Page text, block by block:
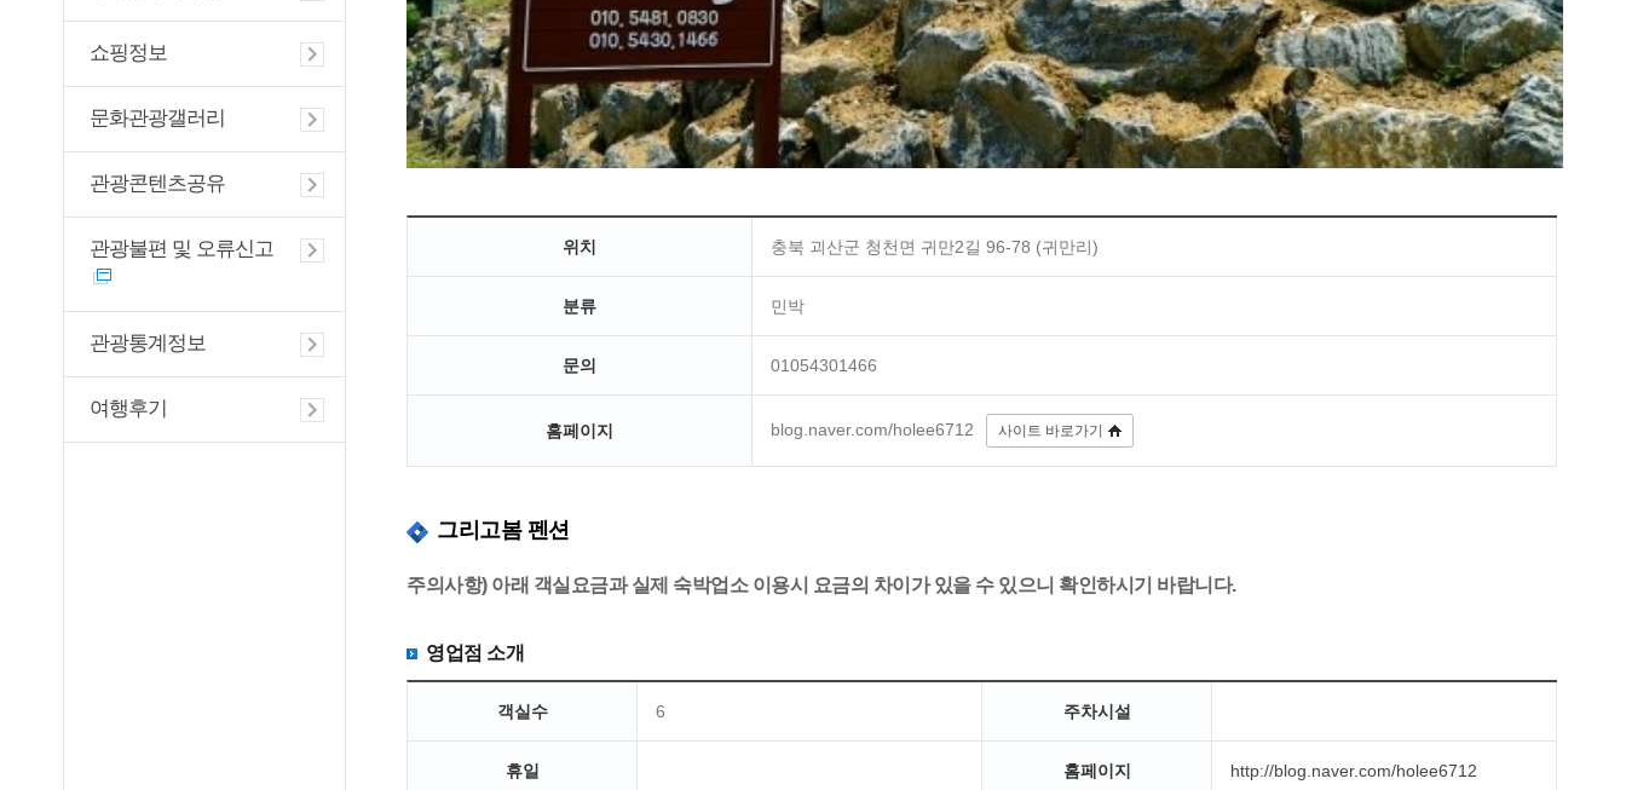
쇼핑정보
문화관광갤러리
관광콘텐츠공유
관광불편 및 오류신고
관광통계정보
여행후기
위치 충북 괴산군 청천면 귀만2길 96-78 (귀만리)
분류 민박
문의 01054301466
홈페이지 blog.naver.com/holee6712 사이트 바로가기
그리고봄 펜션
주의사항) 아래 객실요금과 실제 숙박업소 이용시 요금의 차이가 있을 수 있으니 확인하시기 바랍니다.
영업점 소개
객실수 6 주차시설
휴일 홈페이지 http://blog.naver.com/holee6712